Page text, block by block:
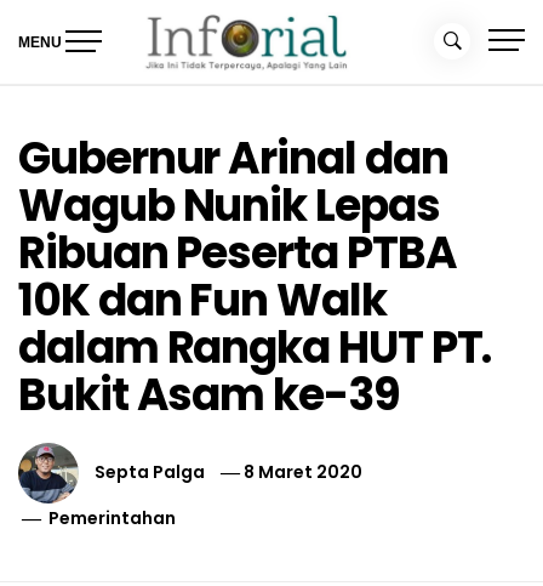
MENU
Gubernur Arinal dan
Wagub Nunik Lepas
Ribuan Peserta PTBA
10K dan Fun Walk
dalam Rangka HUT PT.
Bukit Asam ke-39
Septa Palga
8 Maret 2020
Pemerintahan